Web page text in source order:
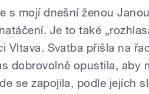
s mojí dnešní ženou
Je to také
Vltava. Svatba přišla na
dobrovolně opustila, aby
se zapojila, podle jejích